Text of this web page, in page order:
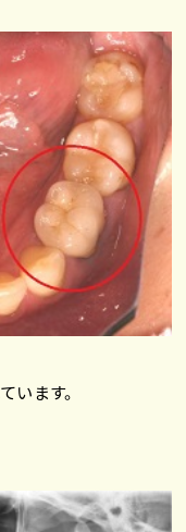
います。